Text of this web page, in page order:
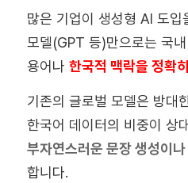
많은 기업이 생성형 AI 도
모델(GPT 등)만으로는 국
용어나 한국적 맥락을 정확
기존의 글로벌 모델은 방대
한국어 데이터의 비중이 상
부자연스러운 문장 생성이
합니다.